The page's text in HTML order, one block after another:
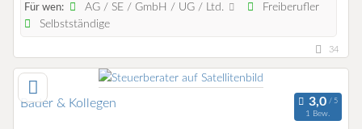
Für wen: AG / SE / GmbH / UG / Ltd.
Freiberufler
Selbstständige
34
Bader & Kollegen
1 Bew.